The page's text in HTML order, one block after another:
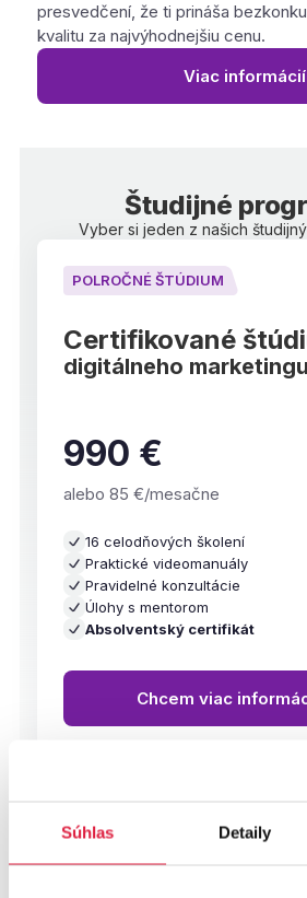
Súhlas Detaily
presvedčení, že ti prináša
kvalitu za najvýhodnejšiu cenu.
Viac informácií
Študijné
Vyber si jeden z našich
POLROČNÉ ŠTÚDIUM
Certifikované
digitálneho marketingu
990 €
alebo 85 €/mesačne
16 celodňových školení
Praktické videomanuály
Pravidelné konzultácie
Úlohy s mentorom
Absolventský certifikát
Chcem viac